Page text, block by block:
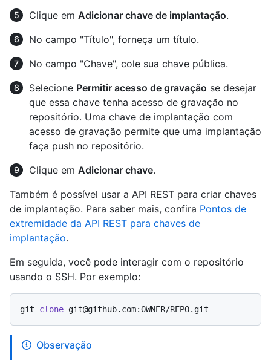
Clique em Adicionar chave de implantação.
No campo "Título", forneça um título.
No campo "Chave", cole sua chave pública.
Selecione Permitir acesso de gravação se desejar
que essa chave tenha acesso de gravação no
repositório. Uma chave de implantação com
acesso de gravação permite que uma implantação
faça push no repositório.
Clique em Adicionar chave.
Também é possível usar a API REST para criar chaves
de implantação. Para saber mais, confira Pontos de
extremidade da API REST para chaves de
implantação.
Em seguida, você pode interagir com o repositório
usando o SSH. Por exemplo:
git clone
Observação